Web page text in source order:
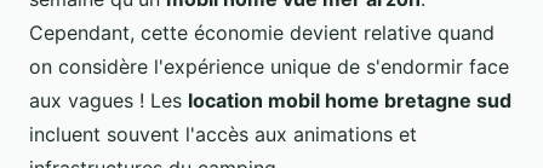
Cependant, cette économie devient relative quand
on considère l'expérience unique de s'endormir face
aux vagues ! Les location mobil home bretagne sud
incluent souvent l'accès aux animations et